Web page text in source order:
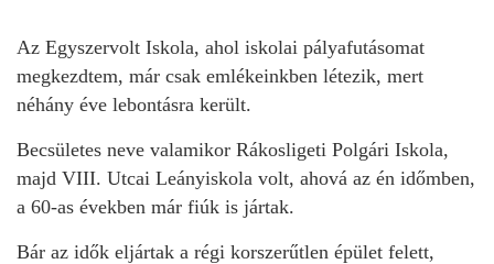
Az Egyszervolt Iskola, ahol iskolai pályafutásomat
megkezdtem, már csak emlékeinkben létezik, mert
néhány éve lebontásra került.
Becsületes neve valamikor Rákosligeti Polgári Iskola,
majd VIII. Utcai Leányiskola volt, ahová az én időmben,
a 60-as években már fiúk is jártak.
Bár az idők eljártak a régi korszerűtlen épület felett,